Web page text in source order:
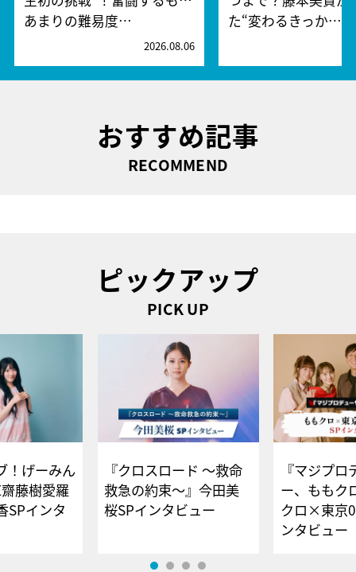
あまりの難易度…
2026.08.06
た“変わるきっか…
おすすめ記事
RECOMMEND
ピックアップ
PICK UP
！げーみん
藤樹愛羅
SPインタ
『クロスロード ～救命
救急の約束～』今田美
桜SPインタビュー
『マジプロ
ー、ももク
クロ×東京
ンタビュー